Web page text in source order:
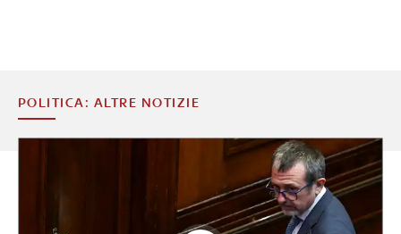
POLITICA: ALTRE NOTIZIE